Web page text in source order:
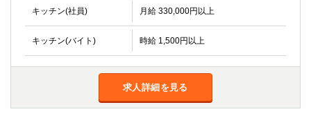
キッチン(社員) 月給 330,000円以上
キッチン(バイト) 時給 1,500円以上
求人詳細を見る